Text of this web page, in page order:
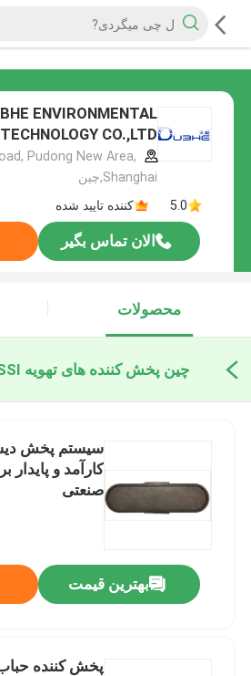
ENVIRONMENTAL
CO.,LTD
Pudong New Area,
Shanghai,چین
5.0
کننده تایید شده
الان تماس بگیر
محصولات
چین پخش کننده های تهویه SSI
کارآمد و
صنعتی
بهترین قیمت
پخش کننده